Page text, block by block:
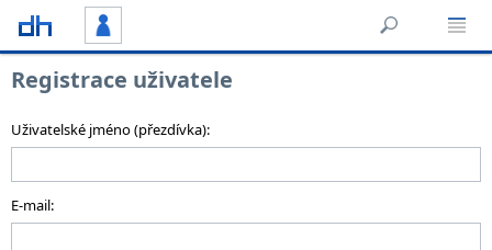
Registrace uživatele
Uživatelské jméno (přezdívka):
E-mail: